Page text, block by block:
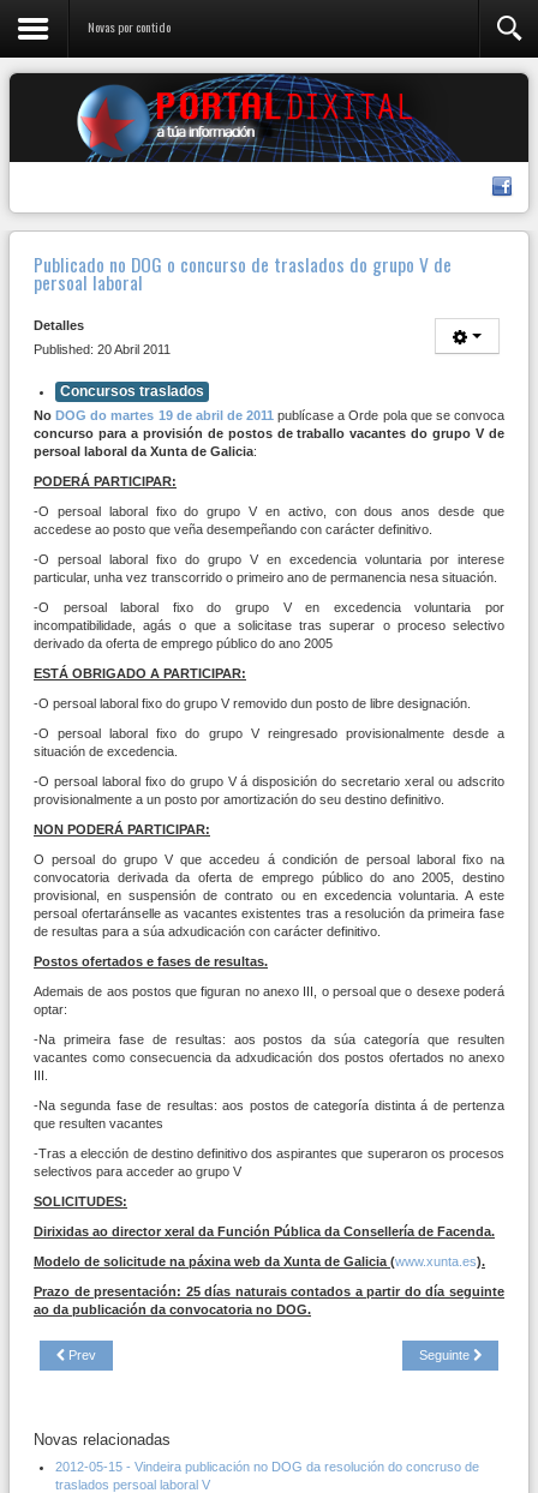
Novas por contido
Publicado no DOG o concurso de traslados do grupo V de
persoal laboral
Detalles
Published: 20 Abril 2011
Concursos traslados
NoDOG do martes 19 de abril de 2011 publícase a Orde pola que se convoca
concurso para a provisión de postos de traballo vacantes do grupo V de
persoal laboral da Xunta de Galicia:
PODERÁ PARTICIPAR:
-O persoal laboral fixo do grupo V en activo, con dous anos desde que
accedese ao posto que veña desempeñando con carácter definitivo.
-O persoal laboral fixo do grupo V en excedencia voluntaria por interese
particular, unha vez transcorrido o primeiro ano de permanencia nesa situación.
-O persoal laboral fixo do grupo V en excedencia voluntaria por
incompatibilidade, agás o que a solicitase tras superar o proceso selectivo
derivado da oferta de emprego público do ano 2005
ESTÁ OBRIGADO A PARTICIPAR:
-O persoal laboral fixo do grupo V removido dun posto de libre designación.
-O persoal laboral fixo do grupo V reingresado provisionalmente desde a
situación de excedencia.
-O persoal laboral fixo do grupo V á disposición do secretario xeral ou adscrito
provisionalmente a un posto por amortización do seu destino definitivo.
NON PODERÁ PARTICIPAR:
O persoal do grupo V que accedeu á condición de persoal laboral fixo na
convocatoria derivada da oferta de emprego público do ano 2005, destino
provisional, en suspensión de contrato ou en excedencia voluntaria. A este
persoal ofertaránselle as vacantes existentes tras a resolución da primeira fase
de resultas para a súa adxudicación con carácter definitivo.
Postos ofertados e fases de resultas.
Ademais de aos postos que figuran no anexo III, o persoal que o desexe poderá
optar:
-Na primeira fase de resultas: aos postos da súa categoría que resulten
vacantes como consecuencia da adxudicación dos postos ofertados no anexo
III.
-Na segunda fase de resultas: aos postos de categoría distinta á de pertenza
que resulten vacantes
-Tras a elección de destino definitivo dos aspirantes que superaron os procesos
selectivos para acceder ao grupo V
SOLICITUDES:
Dirixidas ao director xeral da Función Pública da Consellería de Facenda.
Modelo de solicitude na páxina web da Xunta de Galicia (www.xunta.es).
Prazo de presentación: 25 días naturais contados a partir do día seguinte
ao da publicación da convocatoria no DOG.
Prev Seguinte
Novas relacionadas
2012-05-15 - Vindeira publicación no DOG da resolución do concruso de
traslados persoal laboral V